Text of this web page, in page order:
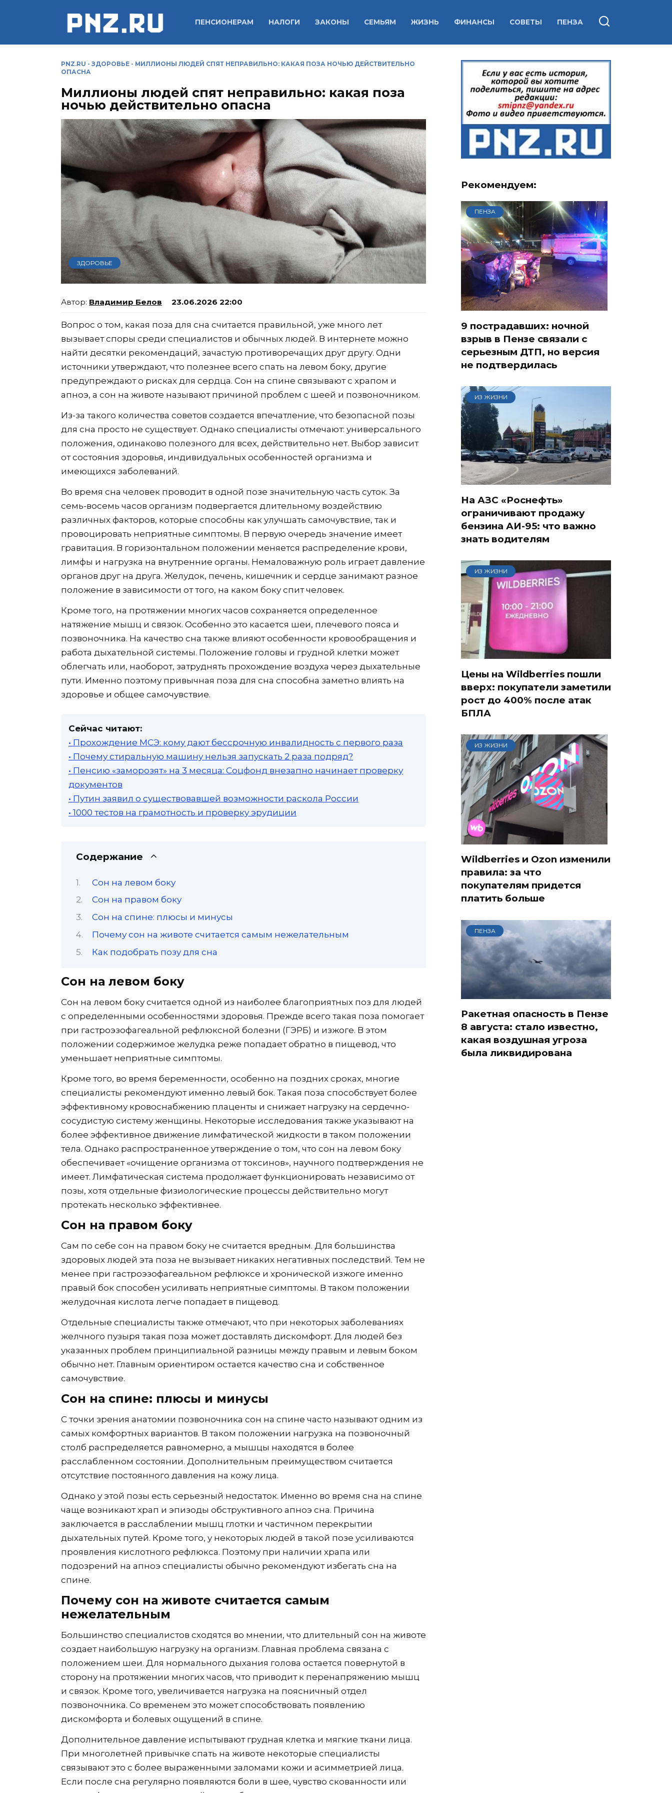
ПЕНСИОНЕРАМ НАЛОГИ ЗАКОНЫ СЕМЬЯМ ЖИЗНЬ ФИНАНСЫ СОВЕТЫ ПЕНЗА
PNZ.RU - ЗДОРОВЬЕ - МИЛЛИОНЫ ЛЮДЕЙ СПЯТ НЕПРАВИЛЬНО: КАКАЯ ПОЗА НОЧЬЮ ДЕЙСТВИТЕЛЬНО
ОПАСНА
Миллионы людей спят неправильно: какая поза
ночью действительно опасна
ЗДОРОВЬЕ
Владимир Белов 23.06.2026 22:00
Вопрос о том, какая поза для сна считается правильной, уже много лет
вызывает споры среди специалистов и обычных людей. В интернете можно
найти десятки рекомендаций, зачастую противоречащих друг другу. Одни
источники утверждают, что полезнее всего спать на левом боку, другие
предупреждают о рисках для сердца. Сон на спине связывают с храпом и
апноэ, а сон на животе называют причиной проблем с шеей и позвоночником.
Из-за такого количества советов создается впечатление, что безопасной позы
для сна просто не существует. Однако специалисты отмечают: универсального
положения, одинаково полезного для всех, действительно нет. Выбор зависит
от состояния здоровья, индивидуальных особенностей организма и
имеющихся заболеваний.
Во время сна человек проводит в одной позе значительную часть суток. За
семь-восемь часов организм подвергается длительному воздействию
различных факторов, которые способны как улучшать самочувствие, так и
провоцировать неприятные симптомы. В первую очередь значение имеет
гравитация. В горизонтальном положении меняется распределение крови,
лимфы и нагрузка на внутренние органы. Немаловажную роль играет давление
органов друг на друга. Желудок, печень, кишечник и сердце занимают разное
положение в зависимости от того, на каком боку спит человек.
Кроме того, на протяжении многих часов сохраняется определенное
натяжение мышц и связок. Особенно это касается шеи, плечевого пояса и
позвоночника. На качество сна также влияют особенности кровообращения и
работа дыхательной системы. Положение головы и грудной клетки может
облегчать или, наоборот, затруднять прохождение воздуха через дыхательные
пути. Именно поэтому привычная поза для сна способна заметно влиять на
здоровье и общее самочувствие.
Сейчас читают:
• Прохождение МСЭ: кому дают бессрочную инвалидность с первого раза
• Почему стиральную машину нельзя запускать 2 раза подряд?
• Пенсию «заморозят» на 3 месяца: Соцфонд внезапно начинает проверку
документов
• Путин заявил о существовавшей возможности раскола России
• 1000 тестов на грамотность и проверку эрудиции
Содержание
Сон на левом боку
Сон на правом боку
Сон на спине: плюсы и минусы
Почему сон на животе считается самым нежелательным
Как подобрать позу для сна
Сон на левом боку
Сон на левом боку считается одной из наиболее благоприятных поз для людей
с определенными особенностями здоровья. Прежде всего такая поза помогает
при гастроэзофагеальной рефлюксной болезни (ГЭРБ) и изжоге. В этом
положении содержимое желудка реже попадает обратно в пищевод, что
уменьшает неприятные симптомы.
Кроме того, во время беременности, особенно на поздних сроках, многие
специалисты рекомендуют именно левый бок. Такая поза способствует более
эффективному кровоснабжению плаценты и снижает нагрузку на сердечно-
сосудистую систему женщины. Некоторые исследования также указывают на
более эффективное движение лимфатической жидкости в таком положении
тела. Однако распространенное утверждение о том, что сон на левом боку
обеспечивает «очищение организма от токсинов», научного подтверждения не
имеет. Лимфатическая система продолжает функционировать независимо от
позы, хотя отдельные физиологические процессы действительно могут
протекать несколько эффективнее.
Сон на правом боку
Сам по себе сон на правом боку не считается вредным. Для большинства
здоровых людей эта поза не вызывает никаких негативных последствий. Тем не
менее при гастроэзофагеальном рефлюксе и хронической изжоге именно
правый бок способен усиливать неприятные симптомы. В таком положении
желудочная кислота легче попадает в пищевод.
Отдельные специалисты также отмечают, что при некоторых заболеваниях
желчного пузыря такая поза может доставлять дискомфорт. Для людей без
указанных проблем принципиальной разницы между правым и левым боком
обычно нет. Главным ориентиром остается качество сна и собственное
самочувствие.
Сон на спине: плюсы и минусы
С точки зрения анатомии позвоночника сон на спине часто называют одним из
самых комфортных вариантов. В таком положении нагрузка на позвоночный
столб распределяется равномерно, а мышцы находятся в более
расслабленном состоянии. Дополнительным преимуществом считается
отсутствие постоянного давления на кожу лица.
Однако у этой позы есть серьезный недостаток. Именно во время сна на спине
чаще возникают храп и эпизоды обструктивного апноэ сна. Причина
заключается в расслаблении мышц глотки и частичном перекрытии
дыхательных путей. Кроме того, у некоторых людей в такой позе усиливаются
проявления кислотного рефлюкса. Поэтому при наличии храпа или
подозрений на апноэ специалисты обычно рекомендуют избегать сна на
спине.
Почему сон на животе считается самым
нежелательным
Большинство специалистов сходятся во мнении, что длительный сон на животе
создает наибольшую нагрузку на организм. Главная проблема связана с
положением шеи. Для нормального дыхания голова остается повернутой в
сторону на протяжении многих часов, что приводит к перенапряжению мышц
и связок. Кроме того, увеличивается нагрузка на поясничный отдел
позвоночника. Со временем это может способствовать появлению
дискомфорта и болевых ощущений в спине.
Дополнительное давление испытывают грудная клетка и мягкие ткани лица.
При многолетней привычке спать на животе некоторые специалисты
связывают это с более выраженными заломами кожи и асимметрией лица.
Если после сна регулярно появляются боли в шее, чувство скованности или
Рекомендуем:
ПЕНЗА
9 пострадавших: ночной
взрыв в Пензе связали с
серьезным ДТП, но версия
не подтвердилась
ИЗ ЖИЗНИ
На АЗС «Роснефть»
ограничивают продажу
бензина АИ-95: что важно
знать водителям
ИЗ ЖИЗНИ
Цены на Wildberries пошли
вверх: покупатели заметили
рост до 400% после атак
БПЛА
ИЗ ЖИЗНИ
Wildberries и Ozon изменили
правила: за что
покупателям придется
платить больше
ПЕНЗА
Ракетная опасность в Пензе
8 августа: стало известно,
какая воздушная угроза
была ликвидирована